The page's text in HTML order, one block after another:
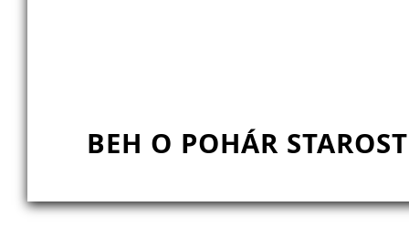
BEH O POHÁR